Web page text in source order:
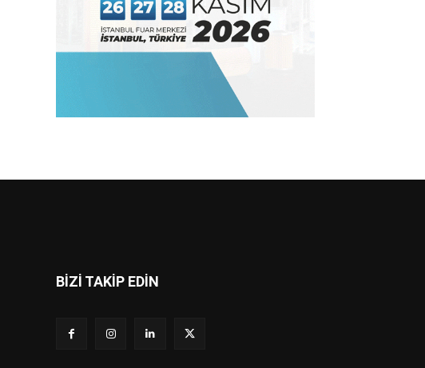
BİZİ TAKİP EDİN